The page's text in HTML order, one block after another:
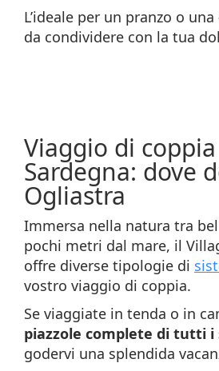
L’ideale per un pranzo o una
da condividere con la tua
Viaggio di
Sardegna: dove
Ogliastra
Immersa nella natura tra
pochi metri dal mare, il
offre diverse tipologie di
vostro viaggio di coppia.
Se viaggiate in tenda o in
piazzole complete di tutti i
godervi una splendida